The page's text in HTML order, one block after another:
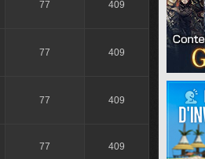
77 409
77 409
77 409
77 409